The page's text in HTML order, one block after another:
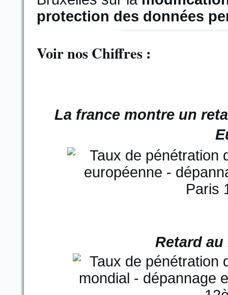
protection des données
Voir nos Chiffres :
La france montre un
Retard